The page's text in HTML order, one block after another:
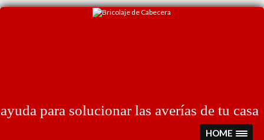
Skip
para solucionar las averías de tu casa
HOME